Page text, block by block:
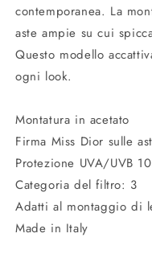
contemporanea. La
aste ampie su cui
Questo modello
ogni look.
Montatura in acetato
Firma Miss Dior sulle
Protezione UVA/UVB
Categoria del filtro: 3
Adatti al montaggio di
Made in Italy